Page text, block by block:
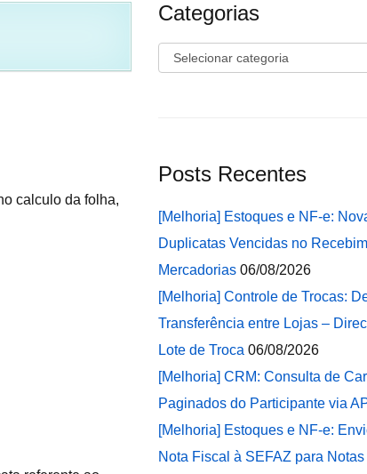
calculo da folha,
Categorias
Categorias
Posts Recentes
[Melhoria] Estoques e NF-e:
Duplicatas Vencidas no
Mercadorias 06/08/2026
[Melhoria] Controle de Trocas:
Transferência entre Lojas –
Lote de Troca 06/08/2026
[Melhoria] CRM: Consulta de
Paginados do Participante via
[Melhoria] Estoques e NF-e:
Nota Fiscal à SEFAZ para